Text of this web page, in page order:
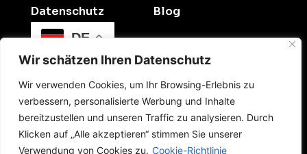
Wir schätzen Ihren Datenschutz
Wir verwenden Cookies, um Ihr Browsing-Erlebnis zu
verbessern, personalisierte Werbung und Inhalte
bereitzustellen und unseren Traffic zu analysieren. Durch
Klicken auf „Alle akzeptieren“ stimmen Sie unserer
Verwendung von Cookies zu. Cookie-Richtlinie
Datenschutz
Blog
DE
©2026 Kligg Studio.